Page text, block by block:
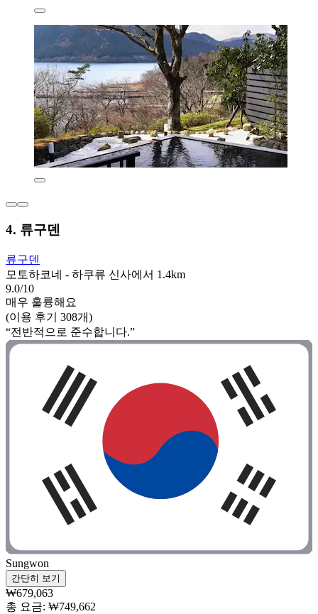
4. 류구덴
류구덴
모토하코네 - 하쿠류 신사에서 1.4km
9.0/10
매우 훌륭해요
(이용 후기 308개)
“전반적으로 준수합니다.”
Sungwon
간단히 보기
₩679,063
총 요금: ₩749,662